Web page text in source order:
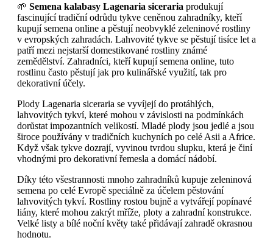
🌱 Semena kalabasy Lagenaria siceraria produkují
fascinující tradiční odrůdu tykve ceněnou zahradníky, kteří
kupují semena online a pěstují neobvyklé zeleninové rostliny
v evropských zahradách. Lahvovité tykve se pěstují tisíce let a
patří mezi nejstarší domestikované rostliny známé
zemědělství. Zahradníci, kteří kupují semena online, tuto
rostlinu často pěstují jak pro kulinářské využití, tak pro
dekorativní účely.
Plody Lagenaria siceraria se vyvíjejí do protáhlých,
lahvovitých tykví, které mohou v závislosti na podmínkách
dorůstat impozantních velikostí. Mladé plody jsou jedlé a jsou
široce používány v tradičních kuchyních po celé Asii a Africe.
Když však tykve dozrají, vyvinou tvrdou slupku, která je činí
vhodnými pro dekorativní řemesla a domácí nádobí.
Díky této všestrannosti mnoho zahradníků kupuje zeleninová
semena po celé Evropě speciálně za účelem pěstování
lahvovitých tykví. Rostliny rostou bujně a vytvářejí popínavé
liány, které mohou zakrýt mříže, ploty a zahradní konstrukce.
Velké listy a bílé noční květy také přidávají zahradě okrasnou
hodnotu.